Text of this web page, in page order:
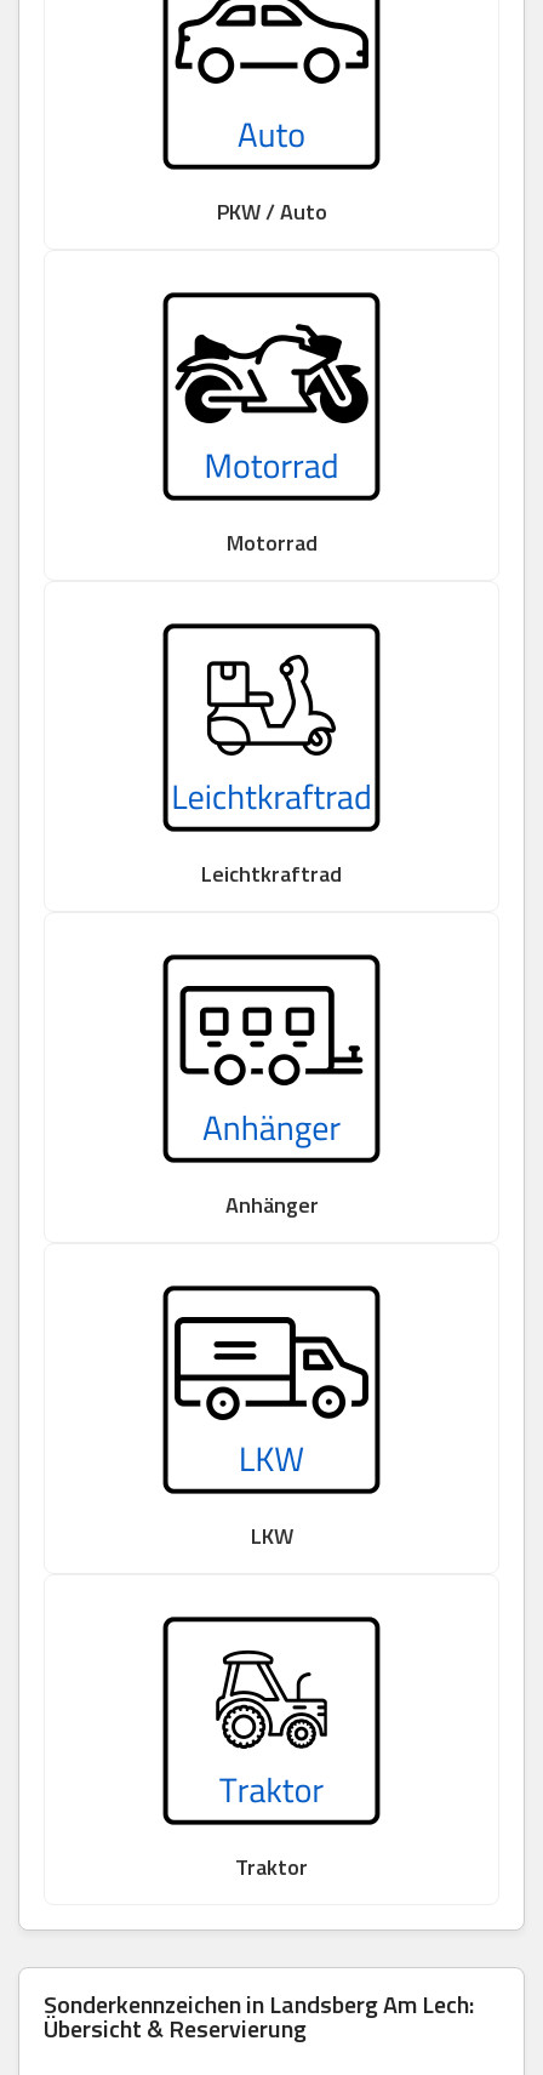
PKW / Auto
Motorrad
Leichtkraftrad
Anhänger
LKW
Traktor
Sonderkennzeichen in Landsberg Am Lech:
Übersicht & Reservierung